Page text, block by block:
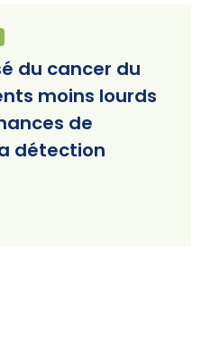
du cancer du
moins lourds
de
détection